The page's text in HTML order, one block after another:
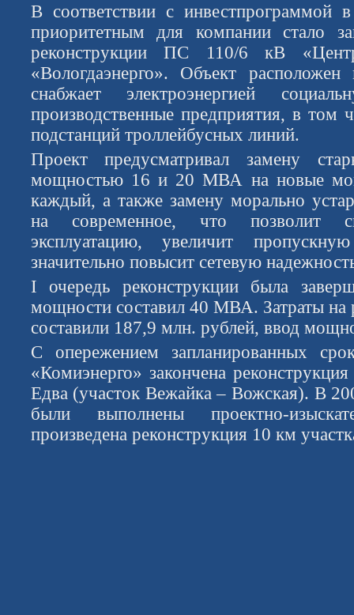
В соответствии с инвестпрограммой
приоритетным для компании стало
реконструкции ПС 110/6 кВ
«Вологдаэнерго». Объект
снабжает электроэнергией
производственные предприятия, в том
подстанций троллейбусных линий.
Проект предусматривал замену
мощностью 16 и 20 МВА на новые
каждый, а также замену морально
на современное, что позволит
эксплуатацию, увеличит
значительно повысит сетевую
I очередь реконструкции была
мощности составил 40 МВА. Затраты на
составили 187,9 млн. рублей, ввод
С опережением запланированных
«Комиэнерго» закончена
Едва (участок Вежайка – Вожская). В
были выполнены проектно-
произведена реконструкция 10 км